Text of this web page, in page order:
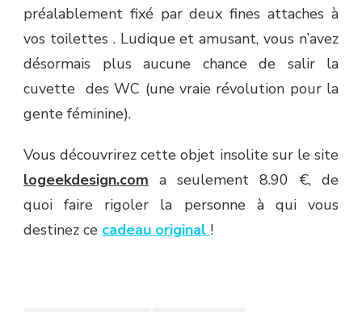
préalablement fixé par deux fines attaches à
vos toilettes . Ludique et amusant, vous n’avez
désormais plus aucune chance de salir la
cuvette des WC (une vraie révolution pour la
gente féminine).
Vous découvrirez cette objet insolite sur le site
logeekdesign.com a seulement 8.90 €, de
quoi faire rigoler la personne à qui vous
destinez ce cadeau original !